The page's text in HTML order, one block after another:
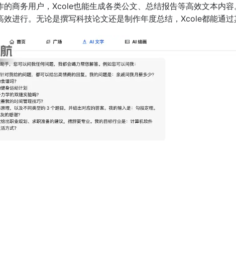
的商务用户，Xcole也能生成各类公文、总结报告等高效文本内
效进行。无论是撰写科技论文还是制作年度总结，Xcole都能通